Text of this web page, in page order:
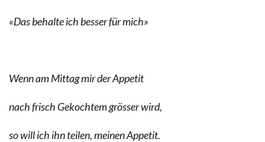
«Das behalte ich besser für mich»
Wenn am Mittag mir der Appetit
nach frisch Gekochtem grösser wird,
so will ich ihn teilen, meinen Appetit.